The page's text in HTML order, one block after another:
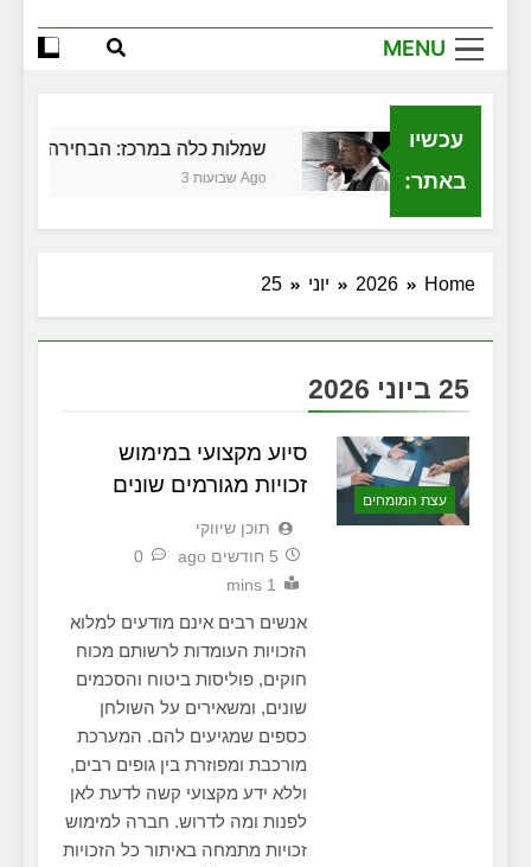
שירותי הקריינות המקצועיים של ויקטוריה
זכויות שמתחילות בעיר: מי מגן עליכם מול
המוסד והביטוחים בירושלים
MENU
עכשיו
באתר:
שמלות כלה במרכז: הבחירה
3 שבועות Ago
בגירושין
Home
2026 יוני 25
25 ביוני 2026
עצת המומחים
סיוע מקצועי במימוש
זכויות מגורמים שונים
תוכן שיווקי
5 חודשים ago
0
1 mins
אנשים רבים אינם מודעים למלוא
הזכויות העומדות לרשותם מכוח
חוקים, פוליסות ביטוח והסכמים
שונים, ומשאירים על השולחן
כספים שמגיעים להם. המערכת
מורכבת ומפוזרת בין גופים רבים,
וללא ידע מקצועי קשה לדעת לאן
לפנות ומה לדרוש. חברה למימוש
זכויות מתמחה באיתור כל הזכויות